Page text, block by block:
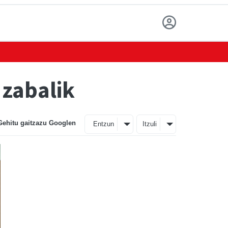
gaitzazu Googlen Entzun Itzuli